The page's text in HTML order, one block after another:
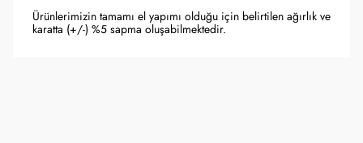
Ürünlerimizin tamamı el yapımı olduğu için belirtilen ağırlık ve
karatta (+/-) %5 sapma oluşabilmektedir.